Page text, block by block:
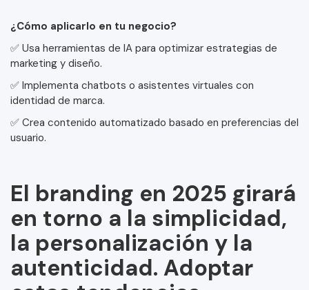
¿Cómo aplicarlo en tu negocio?
✅ Usa herramientas de IA para optimizar estrategias de
marketing y diseño.
✅ Implementa chatbots o asistentes virtuales con
identidad de marca.
✅ Crea contenido automatizado basado en preferencias del
usuario.
El branding en 2025 girará
en torno a la simplicidad,
la personalización y la
autenticidad. Adoptar